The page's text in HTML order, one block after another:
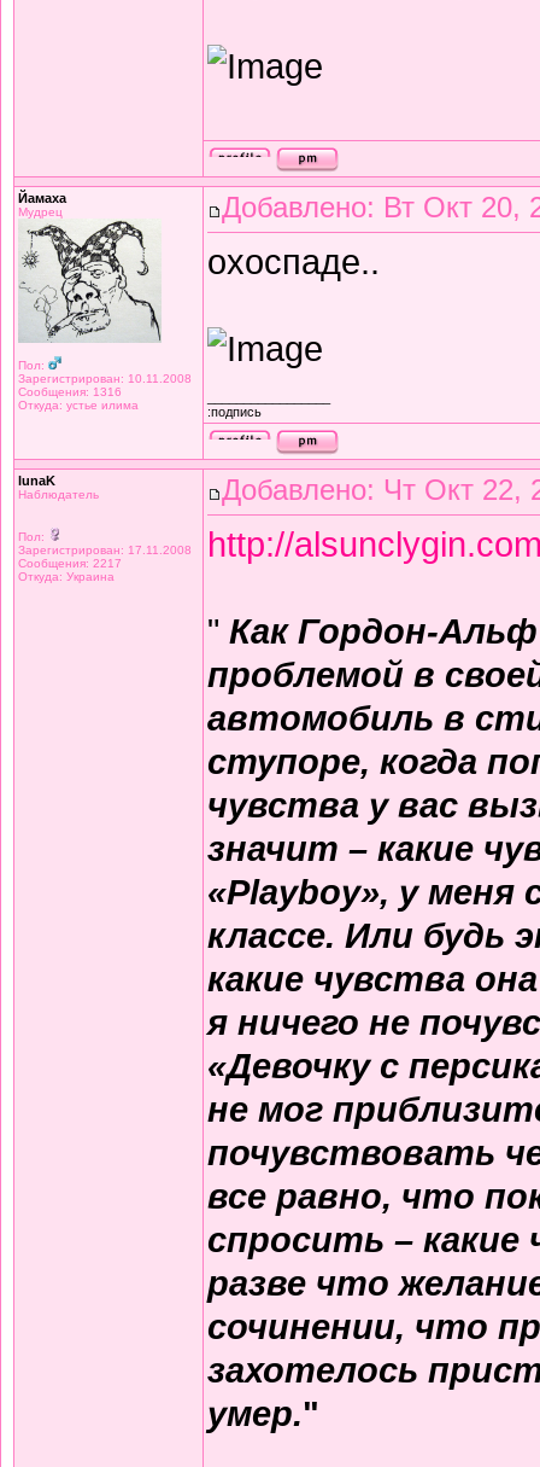
Йамаха
Мудрец
Пол:
Зарегистрирован: 10.11.2008
Сообщения: 1316
Откуда: устье илима
Добавлено: Вт Окт 20,
охоспаде..
:подпись
lunaK
Наблюдатель
Пол:
Зарегистрирован: 17.11.2008
Сообщения: 2217
Откуда: Украина
Добавлено: Чт Окт 22,
http://
" Как Гордон-
проблемой в
автомобиль в
ступоре, когда
чувства у вас
значит – какие
«Playboy», у меня
классе. Или будь
какие чувства
я ничего не
«Девочку с
не мог
почувствовать
все равно, что
спросить –
разве что
сочинении, что
захотелось
умер."